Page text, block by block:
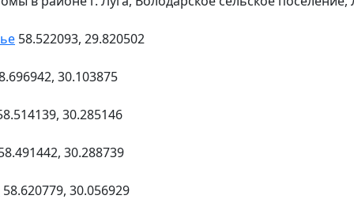
58.522093, 29.820502
30.103875
30.285146
30.288739
58.620779, 30.056929